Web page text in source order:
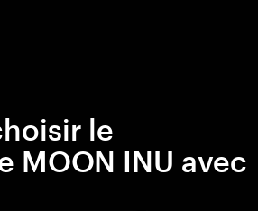
le
MOON INU avec